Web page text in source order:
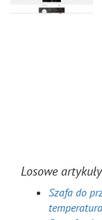
Losowe artykuły
Szafa do